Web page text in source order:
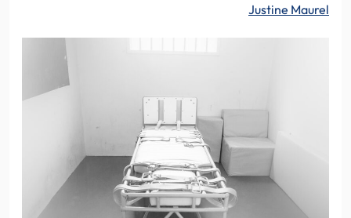
Justine Maurel